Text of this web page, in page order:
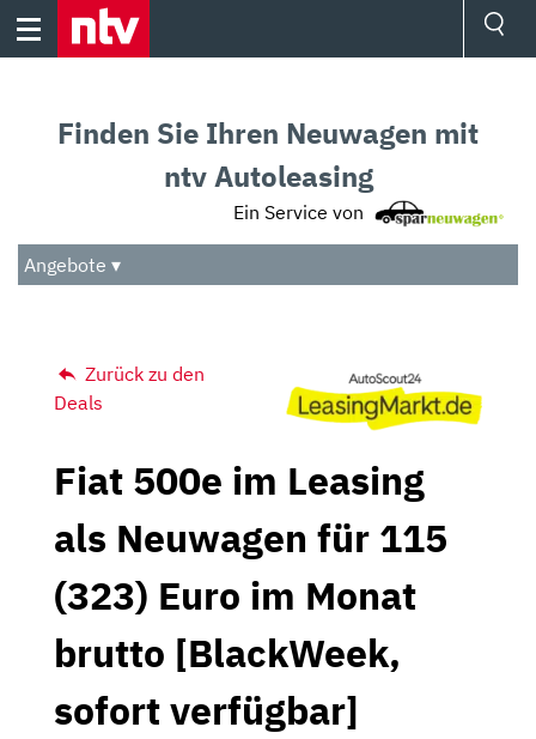
Skip
Audio
Das Beste
Finden Sie Ihren Neuwagen mit
ntv Autoleasing
Ein Service von
Angebote ▾
Zurück zu den
Deals
Fiat 500e im Leasing
als Neuwagen für 115
(323) Euro im Monat
brutto [BlackWeek,
sofort verfügbar]